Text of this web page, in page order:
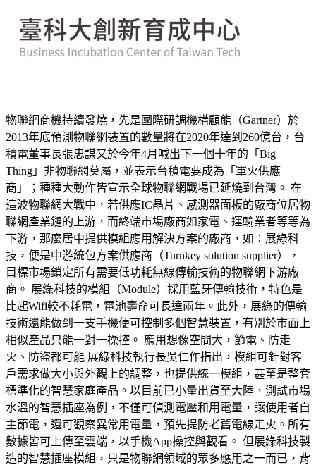
物聯網商機持續發燒，先是國際研調機構顧能（Gartner）於
2013年底預測物聯網裝置的數量將在2020年達到260億台，台
積電董事長張忠謀又於今年4月喊出下一個十年的「Big
Thing」非物聯網莫屬，並表示台積電要成為「軍火供應
商」；種種大動作皆宣示全球物聯網戰場已延燒到台灣。 在
這波物聯網大戰中，若供應IC晶片、感測器面板的廠商位居物
聯網產業鏈的上游，而終端市場廠商如家電、運輸業者等等為
下游，那麼居中提供模組應用解決方案的廠商，如：展綠科
技，便是中游統包方案供應商（Turnkey solution supplier），
目標市場鎖定所有需要低功耗無線傳輸技術的物聯網下游廠
商。 展綠科技的模組（Module）採用藍牙傳輸技術，特色是
比起Wifi較不耗電，電池壽命可長達兩年。此外，展綠的傳輸
技術還能做到一支手機便可控制多個智慧裝置，有別於市面上
相似產品只能一對一操控。 應用想像空間大，節電、防走
火、防盜都可能 展綠科技執行長吳仁作指出，模組可針對客
戶需求做大小與外觀上的調整，也提供統一模組，甚至是整套
標準化的智慧家庭產品。以目前已小量出貨至大陸，測試市場
水溫的智慧插座為例，不僅可偵測電壓和用電量，讓使用者自
主節電，還可觀察異常用電量，預先提防老舊電線走火。所有
數據皆可上傳至雲端，以手機App操控與觀看。 但展綠科技製
造的智慧插座模組，只是物聯網領域的眾多應用之一而已，背